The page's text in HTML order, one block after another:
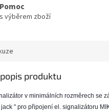
Pomoc
s výběrem zboží
produktu
v minimálních rozměrech se
" pro připojení el. signalizátoru